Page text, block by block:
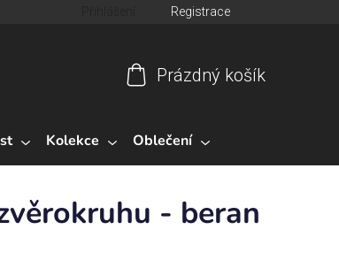
Registrace
košík
Prázdný košík
Kolekce Oblečení
- beran